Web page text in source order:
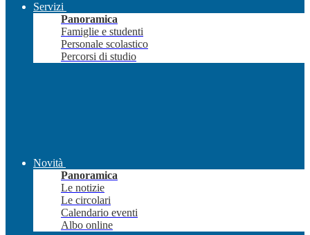
Servizi
Panoramica
Famiglie e studenti
Personale scolastico
Percorsi di studio
Novità
Panoramica
Le notizie
Le circolari
Calendario eventi
Albo online